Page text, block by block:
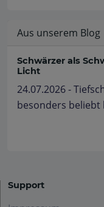
Aus unserem Blog
Schwärzer als
Licht
24.07.2026 -
besonders beliebt
Support